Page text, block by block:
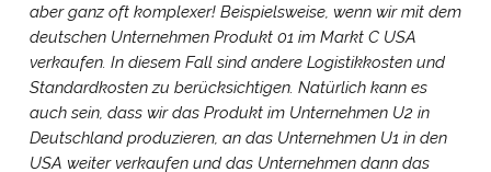
aber ganz oft komplexer! Beispielsweise, wenn wir mit dem
deutschen Unternehmen Produkt 01 im Markt C USA
verkaufen. In diesem Fall sind andere Logistikkosten und
Standardkosten zu berücksichtigen. Natürlich kann es
auch sein, dass wir das Produkt im Unternehmen U2 in
Deutschland produzieren, an das Unternehmen U1 in den
USA weiter verkaufen und das Unternehmen dann das
Cookie- & Datenschutz­einstellungen
Mit Ihrer Zustimmung möchten wir Google Analytics
(Routenplanung) und YouTube (Videos) auf unserer Website
einsetzen. Dabei werden Daten (z. B. Ihre IP-Adresse) an diese